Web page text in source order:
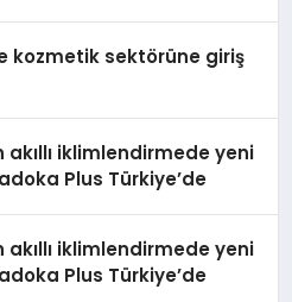
kozmetik sektörüne giriş
akıllı iklimlendirmede yeni
Plus Türkiye’de
akıllı iklimlendirmede yeni
Plus Türkiye’de